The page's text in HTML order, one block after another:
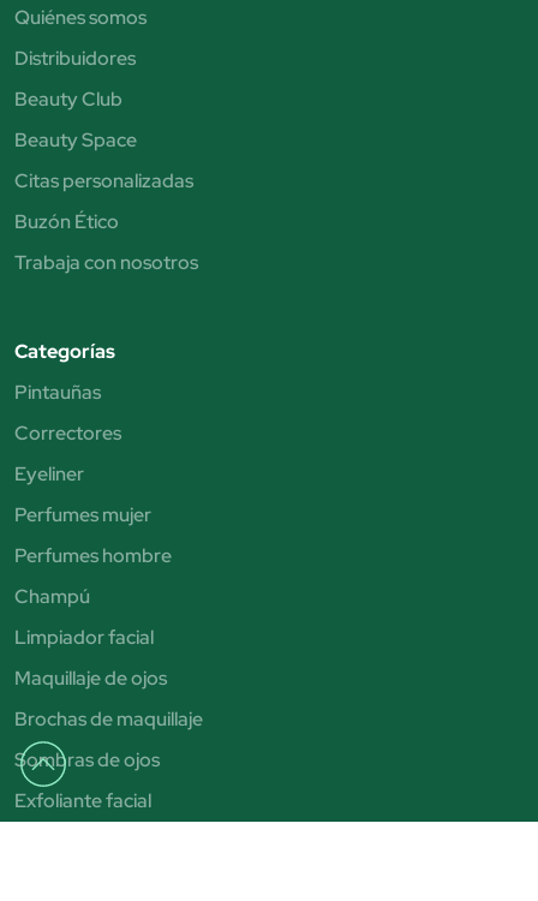
Quiénes somos
Distribuidores
Beauty Club
Beauty Space
Citas personalizadas
Buzón Ético
Trabaja con nosotros
Categorías
Pintauñas
Correctores
Eyeliner
Perfumes mujer
Perfumes hombre
Champú
Limpiador facial
Maquillaje de ojos
Brochas de maquillaje
Sombras de ojos
Exfoliante facial